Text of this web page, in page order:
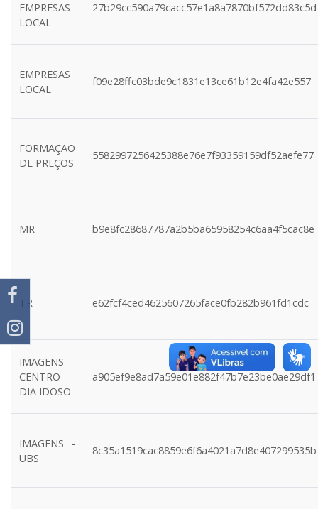
EMPRESAS
LOCAL
27b29cc590a79cacc57e1a8a7870bf572dd83c5d
EMPRESAS
LOCAL
f09e28ffc03bde9c1831e13ce61b12e4fa42e557
FORMAÇÃO
DE PREÇOS
5582997256425388e76e7f93359159df52aefe77
MR b9e8fc28687787a2b5ba65958254c6aa4f5cac8e
TR e62fcf4ced4625607265face0fb282b961fd1cdc
IMAGENS -
CENTRO
DIA IDOSO
a905ef9e8ad7a59e01e882f47b7e23be0ae29df1
IMAGENS -
UBS
8c35a1519cac8859e6f6a4021a7d8e407299535b